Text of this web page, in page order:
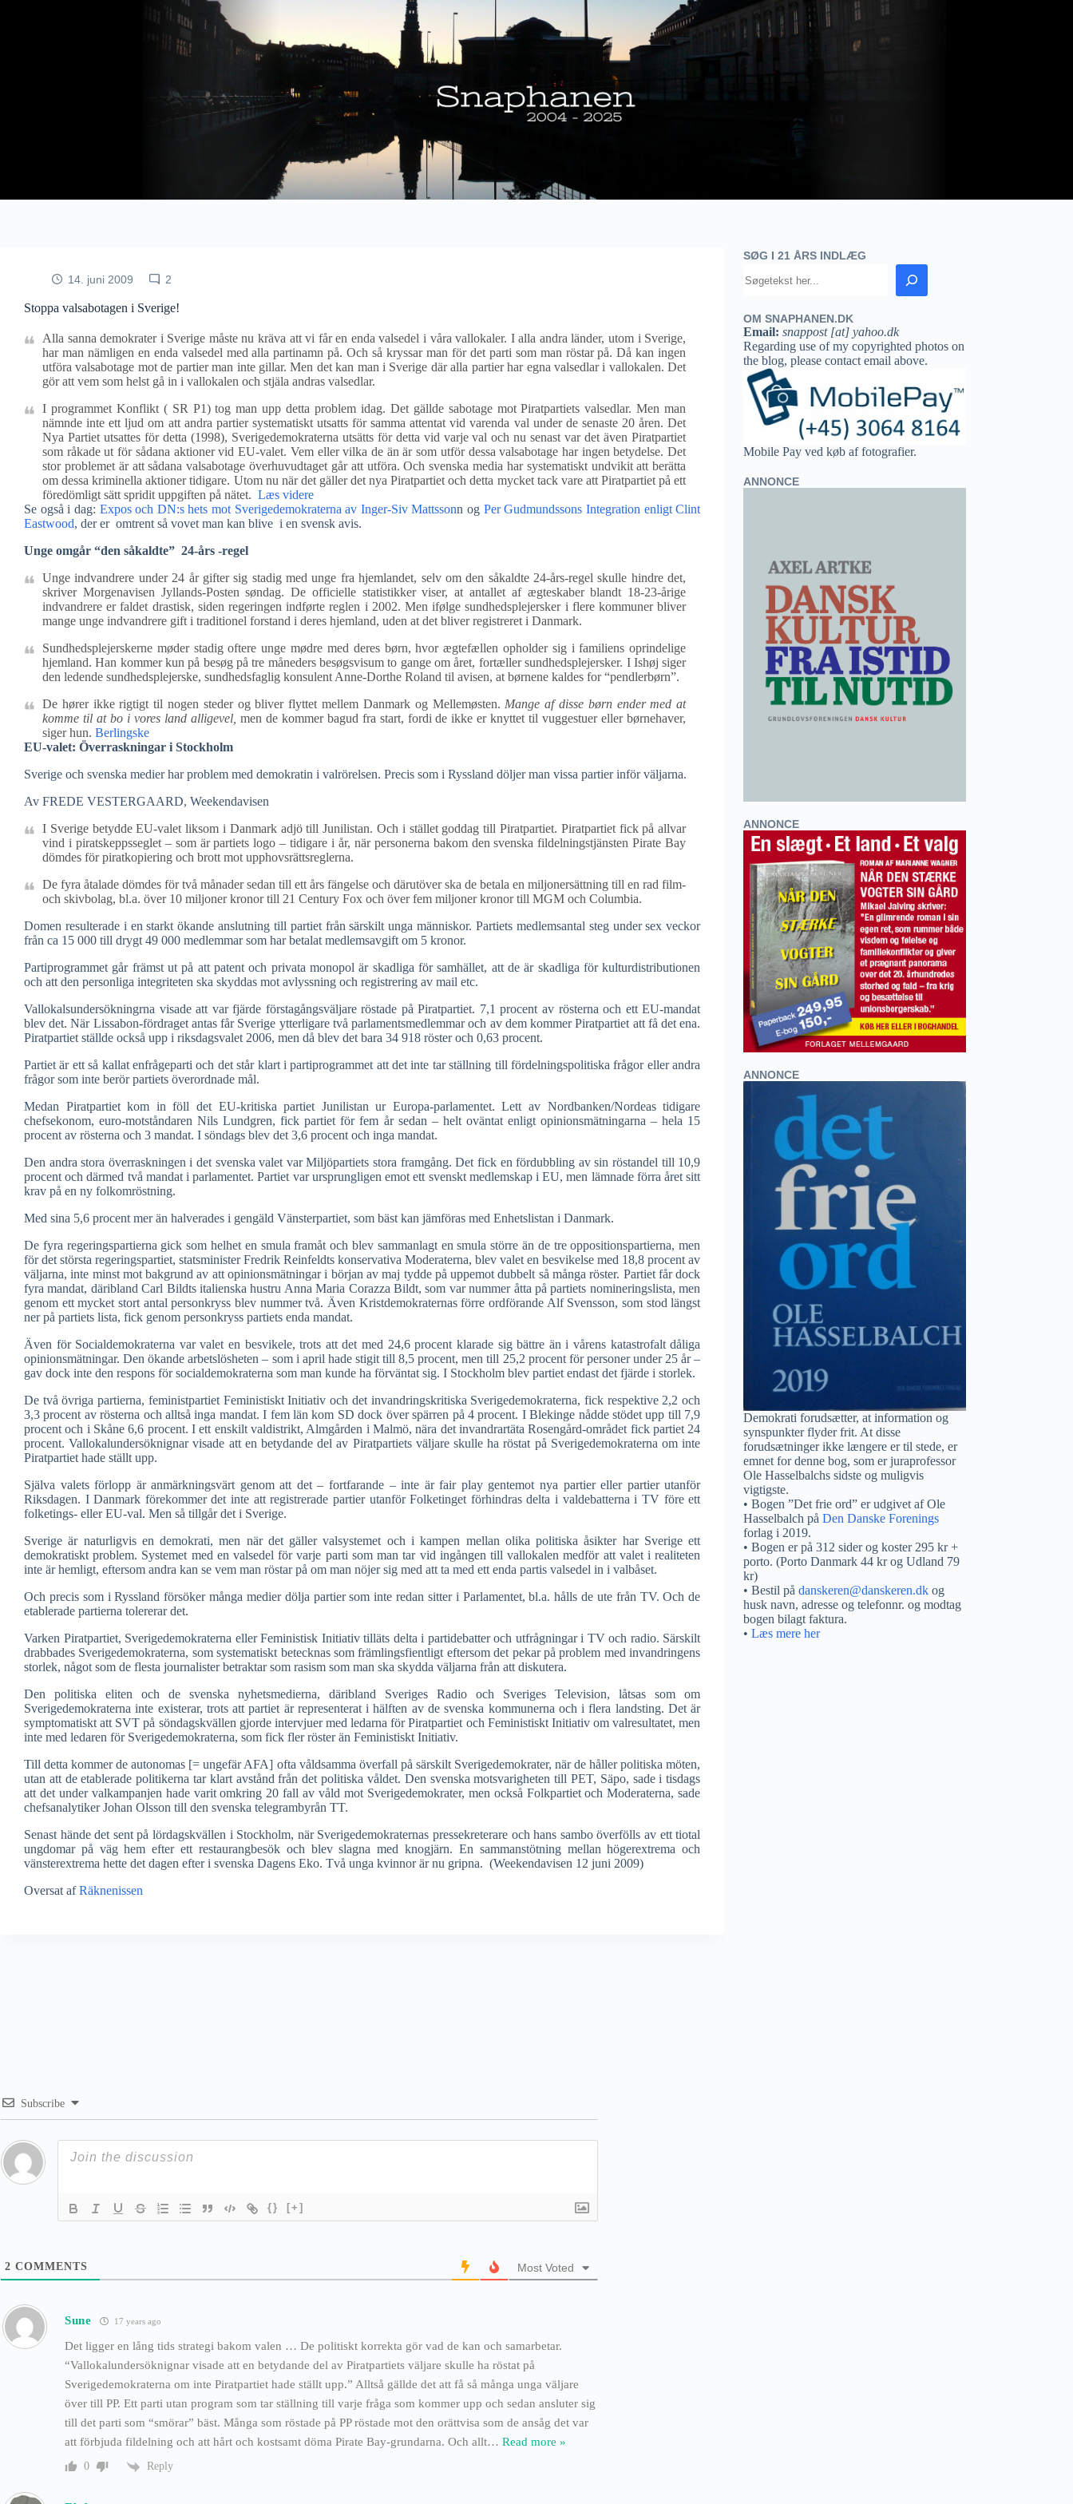
14. juni 2009 2
Stoppa valsabotagen i Sverige!
Alla sanna demokrater i Sverige måste nu kräva att vi får en enda valsedel i våra vallokaler. I alla andra länder, utom i Sverige,
har man nämligen en enda valsedel med alla partinamn på. Och så kryssar man för det parti som man röstar på. Då kan ingen
utföra valsabotage mot de partier man inte gillar. Men det kan man i Sverige där alla partier har egna valsedlar i vallokalen. Det
gör att vem som helst gå in i vallokalen och stjäla andras valsedlar.
I programmet Konflikt ( SR P1) tog man upp detta problem idag. Det gällde sabotage mot Piratpartiets valsedlar. Men man
nämnde inte ett ljud om att andra partier systematiskt utsatts för samma attentat vid varenda val under de senaste 20 åren. Det
Nya Partiet utsattes för detta (1998), Sverigedemokraterna utsätts för detta vid varje val och nu senast var det även Piratpartiet
som råkade ut för sådana aktioner vid EU-valet. Vem eller vilka de än är som utför dessa valsabotage har ingen betydelse. Det
stor problemet är att sådana valsabotage överhuvudtaget går att utföra. Och svenska media har systematiskt undvikit att berätta
om dessa kriminella aktioner tidigare. Utom nu när det gäller det nya Piratpartiet och detta mycket tack vare att Piratpartiet på ett
föredömligt sätt spridit uppgiften på nätet. Læs videre
Se også i dag: Expos och DN:s hets mot Sverigedemokraterna av Inger-Siv Mattssonn og Per Gudmundssons Integration enligt Clint
Eastwood, der er omtrent så vovet man kan blive i en svensk avis.
Unge omgår “den såkaldte” 24-års -regel
Unge indvandrere under 24 år gifter sig stadig med unge fra hjemlandet, selv om den såkaldte 24-års-regel skulle hindre det,
skriver Morgenavisen Jyllands-Posten søndag. De officielle statistikker viser, at antallet af ægteskaber blandt 18-23-årige
indvandrere er faldet drastisk, siden regeringen indførte reglen i 2002. Men ifølge sundhedsplejersker i flere kommuner bliver
mange unge indvandrere gift i traditionel forstand i deres hjemland, uden at det bliver registreret i Danmark.
Sundhedsplejerskerne møder stadig oftere unge mødre med deres børn, hvor ægtefællen opholder sig i familiens oprindelige
hjemland. Han kommer kun på besøg på tre måneders besøgsvisum to gange om året, fortæller sundhedsplejersker. I Ishøj siger
den ledende sundhedsplejerske, sundhedsfaglig konsulent Anne-Dorthe Roland til avisen, at børnene kaldes for “pendlerbørn”.
De hører ikke rigtigt til nogen steder og bliver flyttet mellem Danmark og Mellemøsten. Mange af disse børn ender med at
komme til at bo i vores land alligevel, men de kommer bagud fra start, fordi de ikke er knyttet til vuggestuer eller børnehaver,
siger hun. Berlingske
EU-valet: Överraskningar i Stockholm
Sverige och svenska medier har problem med demokratin i valrörelsen. Precis som i Ryssland döljer man vissa partier inför väljarna.
Av FREDE VESTERGAARD, Weekendavisen
I Sverige betydde EU-valet liksom i Danmark adjö till Junilistan. Och i stället goddag till Piratpartiet. Piratpartiet fick på allvar
vind i piratskeppsseglet – som är partiets logo – tidigare i år, när personerna bakom den svenska fildelningstjänsten Pirate Bay
dömdes för piratkopiering och brott mot upphovsrättsreglerna.
De fyra åtalade dömdes för två månader sedan till ett års fängelse och därutöver ska de betala en miljonersättning till en rad film-
och skivbolag, bl.a. över 10 miljoner kronor till 21 Century Fox och över fem miljoner kronor till MGM och Columbia.
Domen resulterade i en starkt ökande anslutning till partiet från särskilt unga människor. Partiets medlemsantal steg under sex veckor
från ca 15 000 till drygt 49 000 medlemmar som har betalat medlemsavgift om 5 kronor.
Partiprogrammet går främst ut på att patent och privata monopol är skadliga för samhället, att de är skadliga för kulturdistributionen
och att den personliga integriteten ska skyddas mot avlyssning och registrering av mail etc.
Vallokalsundersökningrna visade att var fjärde förstagångsväljare röstade på Piratpartiet. 7,1 procent av rösterna och ett EU-mandat
blev det. När Lissabon-fördraget antas får Sverige ytterligare två parlamentsmedlemmar och av dem kommer Piratpartiet att få det ena.
Piratpartiet ställde också upp i riksdagsvalet 2006, men då blev det bara 34 918 röster och 0,63 procent.
Partiet är ett så kallat enfrågeparti och det står klart i partiprogrammet att det inte tar ställning till fördelningspolitiska frågor eller andra
frågor som inte berör partiets överordnade mål.
Medan Piratpartiet kom in föll det EU-kritiska partiet Junilistan ur Europa-parlamentet. Lett av Nordbanken/Nordeas tidigare
chefsekonom, euro-motståndaren Nils Lundgren, fick partiet för fem år sedan – helt oväntat enligt opinionsmätningarna – hela 15
procent av rösterna och 3 mandat. I söndags blev det 3,6 procent och inga mandat.
Den andra stora överraskningen i det svenska valet var Miljöpartiets stora framgång. Det fick en fördubbling av sin röstandel till 10,9
procent och därmed två mandat i parlamentet. Partiet var ursprungligen emot ett svenskt medlemskap i EU, men lämnade förra året sitt
krav på en ny folkomröstning.
Med sina 5,6 procent mer än halverades i gengäld Vänsterpartiet, som bäst kan jämföras med Enhetslistan i Danmark.
De fyra regeringspartierna gick som helhet en smula framåt och blev sammanlagt en smula större än de tre oppositionspartierna, men
för det största regeringspartiet, statsminister Fredrik Reinfeldts konservativa Moderaterna, blev valet en besvikelse med 18,8 procent av
väljarna, inte minst mot bakgrund av att opinionsmätningar i början av maj tydde på uppemot dubbelt så många röster. Partiet får dock
fyra mandat, däribland Carl Bildts italienska hustru Anna Maria Corazza Bildt, som var nummer åtta på partiets nomineringslista, men
genom ett mycket stort antal personkryss blev nummer två. Även Kristdemokraternas förre ordförande Alf Svensson, som stod längst
ner på partiets lista, fick genom personkryss partiets enda mandat.
Även för Socialdemokraterna var valet en besvikele, trots att det med 24,6 procent klarade sig bättre än i vårens katastrofalt dåliga
opinionsmätningar. Den ökande arbetslösheten – som i april hade stigit till 8,5 procent, men till 25,2 procent för personer under 25 år –
gav dock inte den respons för socialdemokraterna som man kunde ha förväntat sig. I Stockholm blev partiet endast det fjärde i storlek.
De två övriga partierna, feministpartiet Feministiskt Initiativ och det invandringskritiska Sverigedemokraterna, fick respektive 2,2 och
3,3 procent av rösterna och alltså inga mandat. I fem län kom SD dock över spärren på 4 procent. I Blekinge nådde stödet upp till 7,9
procent och i Skåne 6,6 procent. I ett enskilt valdistrikt, Almgården i Malmö, nära det invandrartäta Rosengård-området fick partiet 24
procent. Vallokalundersöknignar visade att en betydande del av Piratpartiets väljare skulle ha röstat på Sverigedemokraterna om inte
Piratpartiet hade ställt upp.
Själva valets förlopp är anmärkningsvärt genom att det – fortfarande – inte är fair play gentemot nya partier eller partier utanför
Riksdagen. I Danmark förekommer det inte att registrerade partier utanför Folketinget förhindras delta i valdebatterna i TV före ett
folketings- eller EU-val. Men så tillgår det i Sverige.
Sverige är naturligvis en demokrati, men när det gäller valsystemet och i kampen mellan olika politiska åsikter har Sverige ett
demokratiskt problem. Systemet med en valsedel för varje parti som man tar vid ingången till vallokalen medför att valet i realiteten
inte är hemligt, eftersom andra kan se vem man röstar på om man nöjer sig med att ta med ett enda partis valsedel in i valbåset.
Och precis som i Ryssland försöker många medier dölja partier som inte redan sitter i Parlamentet, bl.a. hålls de ute från TV. Och de
etablerade partierna tolererar det.
Varken Piratpartiet, Sverigedemokraterna eller Feministisk Initiativ tilläts delta i partidebatter och utfrågningar i TV och radio. Särskilt
drabbades Sverigedemokraterna, som systematiskt betecknas som främlingsfientligt eftersom det pekar på problem med invandringens
storlek, något som de flesta journalister betraktar som rasism som man ska skydda väljarna från att diskutera.
Den politiska eliten och de svenska nyhetsmedierna, däribland Sveriges Radio och Sveriges Television, låtsas som om
Sverigedemokraterna inte existerar, trots att partiet är representerat i hälften av de svenska kommunerna och i flera landsting. Det är
symptomatiskt att SVT på söndagskvällen gjorde intervjuer med ledarna för Piratpartiet och Feministiskt Initiativ om valresultatet, men
inte med ledaren för Sverigedemokraterna, som fick fler röster än Feministiskt Initiativ.
Till detta kommer de autonomas [= ungefär AFA] ofta våldsamma överfall på särskilt Sverigedemokrater, när de håller politiska möten,
utan att de etablerade politikerna tar klart avstånd från det politiska våldet. Den svenska motsvarigheten till PET, Säpo, sade i tisdags
att det under valkampanjen hade varit omkring 20 fall av våld mot Sverigedemokrater, men också Folkpartiet och Moderaterna, sade
chefsanalytiker Johan Olsson till den svenska telegrambyrån TT.
Senast hände det sent på lördagskvällen i Stockholm, när Sverigedemokraternas pressekreterare och hans sambo överfölls av ett tiotal
ungdomar på väg hem efter ett restaurangbesök och blev slagna med knogjärn. En sammanstötning mellan högerextrema och
vänsterextrema hette det dagen efter i svenska Dagens Eko. Två unga kvinnor är nu gripna. (Weekendavisen 12 juni 2009)
Oversat afRäknenissen
SØG I 21 ÅRS INDLÆG
OM SNAPHANEN.DK
Email: snappost [at] yahoo.dk
Regarding use of my copyrighted photos on
the blog, please contact email above.
Mobile Pay ved køb af fotografier.
ANNONCE
ANNONCE
ANNONCE
Demokrati forudsætter, at information og
synspunkter flyder frit. At disse
forudsætninger ikke længere er til stede, er
emnet for denne bog, som er juraprofessor
Ole Hasselbalchs sidste og muligvis
vigtigste.
• Bogen ”Det frie ord” er udgivet af Ole
Hasselbalch påDen Danske Forenings
forlag i 2019.
• Bogen er på 312 sider og koster 295 kr +
porto. (Porto Danmark 44 kr og Udland 79
kr)
• Bestil pådanskeren@danskeren.dk og
husk navn, adresse og telefonnr. og modtag
bogen bilagt faktura.
•Læs mere her
Subscribe
{} [+]
2 COMMENTS Most Voted
Sune 17 years ago
Det ligger en lång tids strategi bakom valen … De politiskt korrekta gör vad de kan och samarbetar.
“Vallokalundersöknignar visade att en betydande del av Piratpartiets väljare skulle ha röstat på
Sverigedemokraterna om inte Piratpartiet hade ställt upp.” Alltså gällde det att få så många unga väljare
över till PP. Ett parti utan program som tar ställning till varje fråga som kommer upp och sedan ansluter sig
till det parti som “smörar” bäst. Många som röstade på PP röstade mot den orättvisa som de ansåg det var
att förbjuda fildelning och att hårt och kostsamt döma Pirate Bay-grundarna. Och allt… Read more »
0 Reply